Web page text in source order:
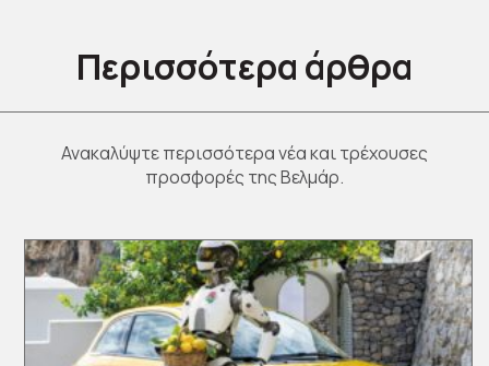
Περισσότερα άρθρα
Ανακαλύψτε περισσότερα νέα και τρέχουσες
προσφορές της Βελμάρ.